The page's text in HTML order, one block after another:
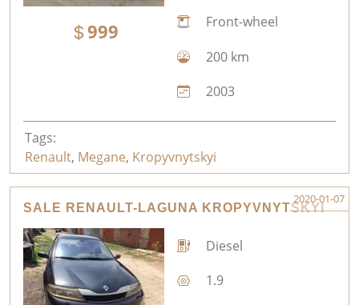
999
Front-wheel
200 km
2003
Tags:
Renault, Megane, Kropyvnytskyi
SALE RENAULT-LAGUNA KROPYVNYTSKYI
2020-01-07
Diesel
1.9